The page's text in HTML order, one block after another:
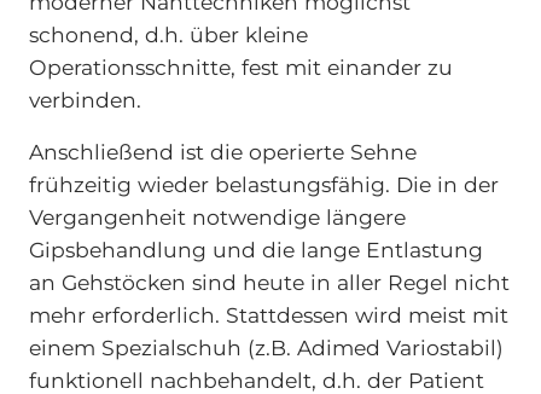
schonend, d.h. über kleine
Operationsschnitte, fest mit einander zu
verbinden.
Anschließend ist die operierte Sehne
frühzeitig wieder belastungsfähig. Die in der
Vergangenheit notwendige längere
Gipsbehandlung und die lange Entlastung
an Gehstöcken sind heute in aller Regel nicht
mehr erforderlich. Stattdessen wird meist mit
einem Spezialschuh (z.B. Adimed Variostabil)
funktionell nachbehandelt, d.h. der Patient